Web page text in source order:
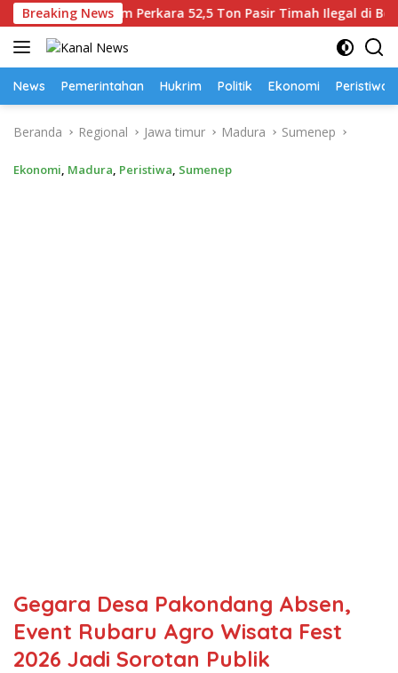
Langsung
ke
konten
Breaking News
Dalam Perkara 52,5 Ton Pasir Timah Ilegal di Belitung
News Pemerintahan Hukrim Politik Ekonomi Peristiwa
Beranda Regional Jawa timur Madura Sumenep
Ekonomi, Madura, Peristiwa, Sumenep
Gegara Desa Pakondang Absen,
Event Rubaru Agro Wisata Fest
2026 Jadi Sorotan Publik